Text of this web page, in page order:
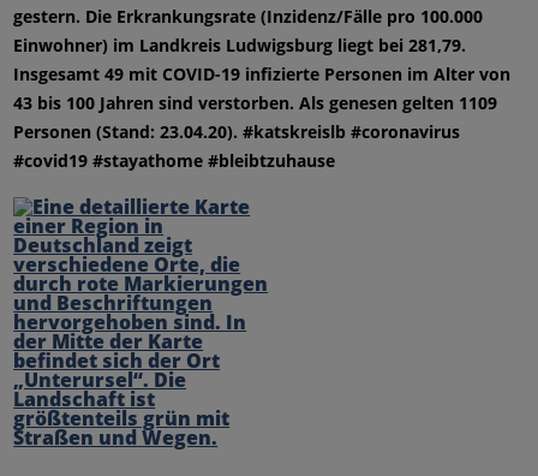
gestern. Die Erkrankungsrate (Inzidenz/Fälle pro 100.000
Einwohner) im Landkreis Ludwigsburg liegt bei 281,79.
Insgesamt 49 mit COVID-19 infizierte Personen im Alter von
43 bis 100 Jahren sind verstorben. Als genesen gelten 1109
Personen (Stand: 23.04.20). #katskreislb #coronavirus
#covid19 #stayathome #bleibtzuhause